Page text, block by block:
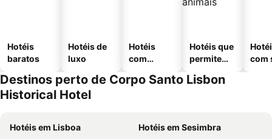
Hotéis
baratos
Hotéis de
luxo
Hotéis
com
Hotéis que
permitem
com
Destinos perto de Corpo Santo Lisbon
Historical Hotel
Hotéis em Lisboa
Hotéis em Sesimbra